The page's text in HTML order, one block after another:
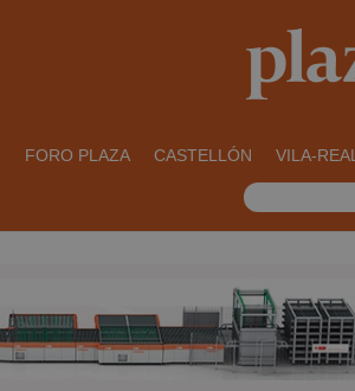
FORO PLAZA CASTELLÓN VILA-REAL